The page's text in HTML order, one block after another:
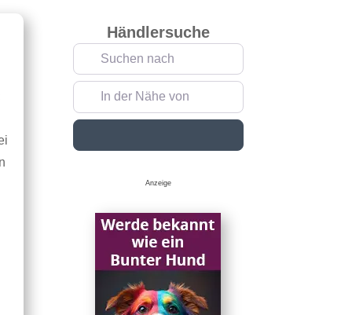
Händlersuche
Suchen nach
In der Nähe von
Anzeige